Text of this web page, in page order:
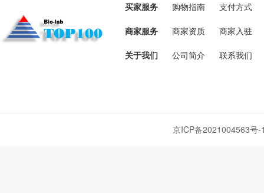
买家服务 购物指南 支付方式
商家服务 商家资质 商家入驻
关于我们 公司简介 联系我们
京ICP备2021004563号-